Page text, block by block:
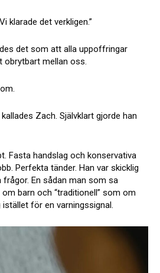
klarade det verkligen.”
det som att alla uppoffringar
obrytbart mellan oss.
Zach. Självklart gjorde han
Fasta handslag och konservativa
Perfekta tänder. Han var skicklig
En sådan man som sa
om barn och “traditionell” som om
för en varningssignal.